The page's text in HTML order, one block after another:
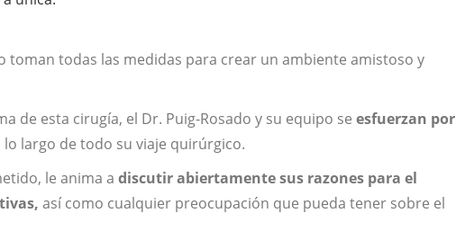
toman todas las medidas para crear un ambiente amistoso y
de esta cirugía, el Dr. Puig-Rosado y su equipo se esfuerzan por
lo largo de todo su viaje quirúrgico.
le anima a discutir abiertamente sus razones para el
así como cualquier preocupación que pueda tener sobre el